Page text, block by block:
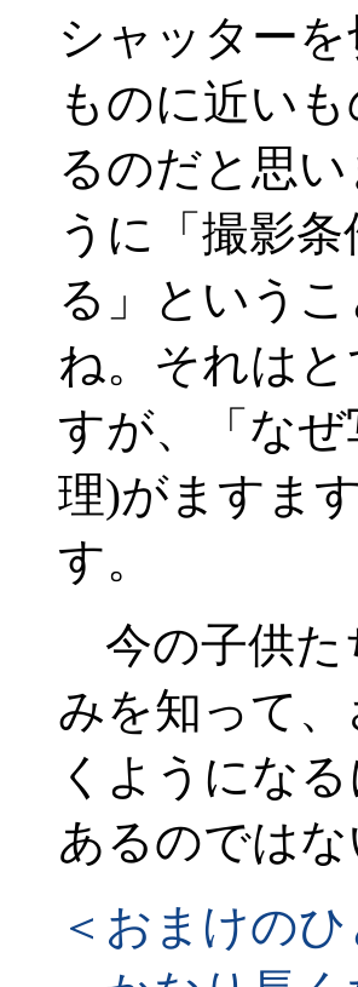
シャッター
ものに近い
るのだと思
うに「撮影
る」という
ね。それは
すが、「な
理)がますま
す。
今の子供た
みを知って
くようにな
あるのでは
＜おまけの